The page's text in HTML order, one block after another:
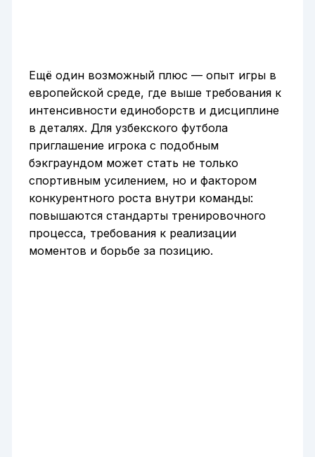
Ещё один возможный плюс — опыт игры в
европейской среде, где выше требования к
интенсивности единоборств и дисциплине
в деталях. Для узбекского футбола
приглашение игрока с подобным
бэкграундом может стать не только
спортивным усилением, но и фактором
конкурентного роста внутри команды:
повышаются стандарты тренировочного
процесса, требования к реализации
моментов и борьбе за позицию.